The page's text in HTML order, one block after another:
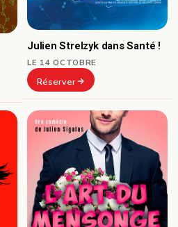
Julien Strelzyk dans Santé !
LE 14 OCTOBRE
Réserver